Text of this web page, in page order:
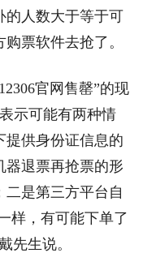
的人数大于等于可
票软件去抢了。
官网售罄”的现
示可能有两种情
提供身份证信息的
器退票再抢票的形
是第三方平台自
样，有可能下单了
先生说。